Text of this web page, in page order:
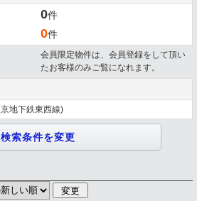
0件
0件
会員限定物件は、会員登録をして頂い
たお客様のみご覧になれます。
地下鉄東西線)